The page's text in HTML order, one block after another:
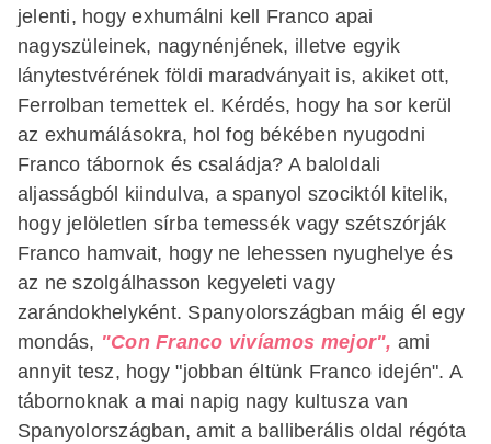
jelenti, hogy exhumálni kell Franco apai
nagyszüleinek, nagynénjének, illetve egyik
lánytestvérének földi maradványait is, akiket ott,
Ferrolban temettek el. Kérdés, hogy ha sor kerül
az exhumálásokra, hol fog békében nyugodni
Franco tábornok és családja? A baloldali
aljasságból kiindulva, a spanyol szociktól kitelik,
hogy jelöletlen sírba temessék vagy szétszórják
Franco hamvait, hogy ne lehessen nyughelye és
az ne szolgálhasson kegyeleti vagy
zarándokhelyként. Spanyolországban máig él egy
mondás, "Con Franco vivíamos mejor", ami
annyit tesz, hogy "jobban éltünk Franco idején". A
tábornoknak a mai napig nagy kultusza van
Spanyolországban, amit a balliberális oldal régóta